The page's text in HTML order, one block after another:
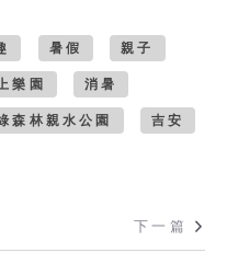
暑假 親子
樂園 消暑
森林親水公園 吉安
下一篇